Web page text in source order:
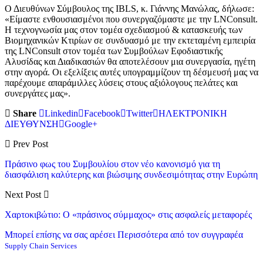
Ο Διευθύνων Σύμβουλος της IBLS, κ. Γιάννης Μανώλας, δήλωσε:
«Είμαστε ενθουσιασμένοι που συνεργαζόμαστε με την LNConsult.
Η τεχνογνωσία μας στον τομέα σχεδιασμού & κατασκευής των
Βιομηχανικών Κτιρίων σε συνδυασμό με την εκτεταμένη εμπειρία
της LNConsult στον τομέα των Συμβούλων Εφοδιαστικής
Αλυσίδας και Διαδικασιών θα αποτελέσουν μια συνεργασία, ηγέτη
στην αγορά. Οι εξελίξεις αυτές υπογραμμίζουν τη δέσμευσή μας να
παρέχουμε απαράμιλλες λύσεις στους αξιόλογους πελάτες και
συνεργάτες μας».
Share
Linkedin Facebook Twitter ΗΛΕΚΤΡΟΝΙΚΗ
ΔΙΕΥΘΥΝΣΗ
Google+
Prev Post
Πράσινο φως του Συμβουλίου στον νέο κανονισμό για τη
διασφάλιση καλύτερης και βιώσιμης συνδεσιμότητας στην Ευρώπη
Next Post
Χαρτοκιβώτιο: Ο «πράσινος σύμμαχος» στις ασφαλείς μεταφορές
Μπορεί επίσης να σας αρέσει Περισσότερα από τον συγγραφέα
Supply Chain Services